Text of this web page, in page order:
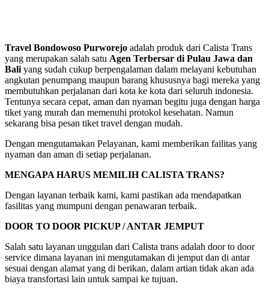
Travel Bondowoso Purworejo adalah produk dari Calista Trans
yang merupakan salah satu Agen Terbersar di Pulau Jawa dan
Baliyang sudah cukup berpengalaman dalam melayani kebutuhan
angkutan penumpang maupun barang khususnya bagi mereka yang
membutuhkan perjalanan dari kota ke kota dari seluruh indonesia.
Tentunya secara cepat, aman dan nyaman begitu juga dengan harga
tiket yang murah dan memenuhi protokol kesehatan. Namun
sekarang bisa pesan tiket travel dengan mudah.
Dengan mengutamakan Pelayanan, kami memberikan failitas yang
nyaman dan aman di setiap perjalanan.
MENGAPA HARUS MEMILIH CALISTA TRANS?
Dengan layanan terbaik kami, kami pastikan ada mendapatkan
fasilitas yang mumpuni dengan penawaran terbaik.
DOOR TO DOOR PICKUP / ANTAR JEMPUT
Salah satu layanan unggulan dari Calista trans adalah door to door
service dimana layanan ini mengutamakan di jemput dan di antar
sesuai dengan alamat yang di berikan, dalam artian tidak akan ada
biaya transfortasi lain untuk sampai ke tujuan.